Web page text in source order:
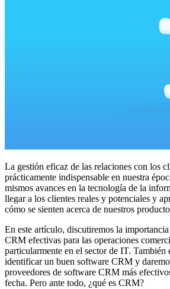
La gestión eficaz de las relaciones con los
prácticamente indispensable en nuestra
mismos avances en la tecnología de la
llegar a los clientes reales y potenciales y
cómo se sienten acerca de nuestros
En este artículo, discutiremos la
CRM efectivas para las operaciones
particularmente en el sector de IT. También
identificar un buen software CRM y
proveedores de software CRM más
fecha. Pero ante todo, ¿qué es CRM?